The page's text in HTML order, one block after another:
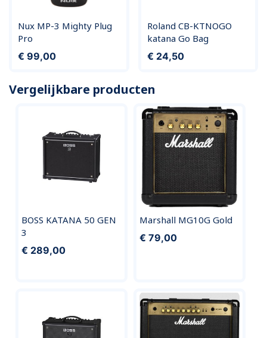
Nux MP-3 Mighty Plug
Pro
Prijs
€ 99,00
Roland CB-KTNOGO
katana Go Bag
Prijs
€ 24,50
Vergelijkbare producten
BOSS KATANA 50 GEN
3
€ 289,00
Marshall MG10G Gold
€ 79,00